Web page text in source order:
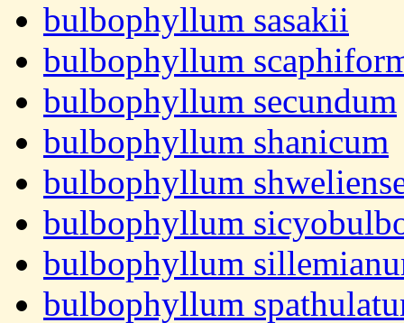
bulbophyllum sasakii
bulbophyllum
bulbophyllum secundum
bulbophyllum shanicum
bulbophyllum
bulbophyllum
bulbophyllum
bulbophyllum